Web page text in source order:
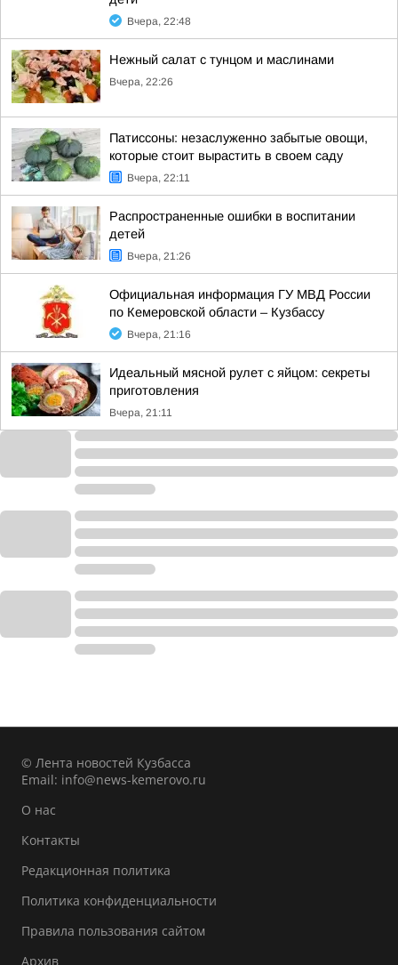
Вчера, 22:48
Нежный салат с тунцом и маслинами
Вчера, 22:26
Патиссоны: незаслуженно забытые овощи,
которые стоит вырастить в своем саду
Вчера, 22:11
Распространенные ошибки в воспитании
детей
Вчера, 21:26
Официальная информация ГУ МВД России
по Кемеровской области – Кузбассу
Вчера, 21:16
Идеальный мясной рулет с яйцом: секреты
приготовления
Вчера, 21:11
© Лента новостей Кузбасса
Email: info@news-kemerovo.ru
О нас
Контакты
Редакционная политика
Политика конфиденциальности
Правила пользования сайтом
Архив